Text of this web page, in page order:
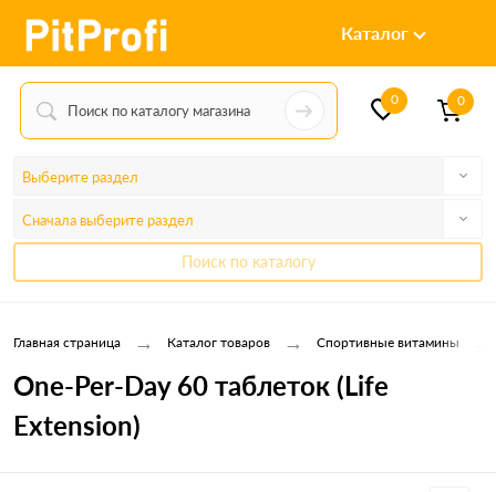
Каталог
0 0
Выберите раздел
Сначала выберите раздел
Поиск по каталогу
Главная страница → Каталог товаров → Спортивные витамины
One-Per-Day 60 таблеток (Life
Extension)